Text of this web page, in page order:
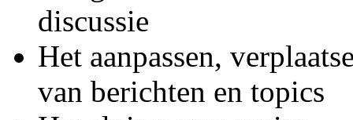
discussie
Het aanpassen,
van berichten en topics